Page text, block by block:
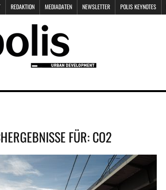
REDAKTION MEDIADATEN NEWSLETTER POLIS KEYNOTES
FÜR:CO2